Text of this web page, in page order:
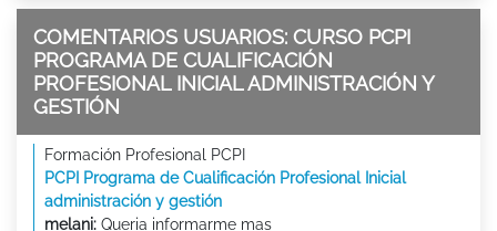
COMENTARIOS USUARIOS: CURSO PCPI
PROGRAMA DE CUALIFICACIÓN
PROFESIONAL INICIAL ADMINISTRACIÓN Y
GESTIÓN
Formación Profesional PCPI
PCPI Programa de Cualificación Profesional Inicial
administración y gestión
melani: Queria informarme mas